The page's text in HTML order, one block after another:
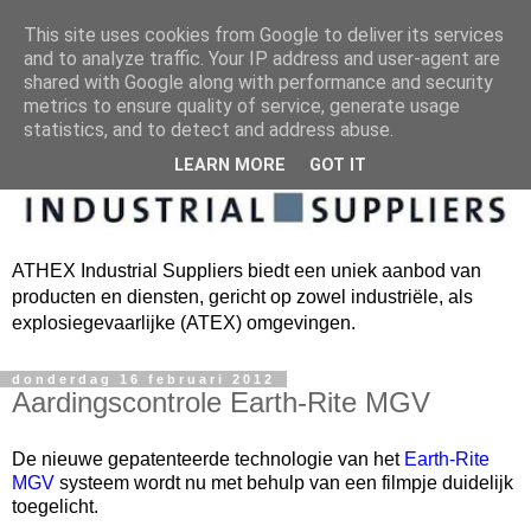
ATHEX Industrial Suppliers biedt een uniek aanbod van
producten en diensten, gericht op zowel industriële, als
explosiegevaarlijke (ATEX) omgevingen.
donderdag 16 februari 2012
Aardingscontrole Earth-Rite MGV
De nieuwe gepatenteerde technologie van het Earth-Rite
MGV systeem wordt nu met behulp van een filmpje duidelijk
toegelicht.
This site uses cookies from Google to deliver its services
and to analyze traffic. Your IP address and user-agent are
shared with Google along with performance and security
metrics to ensure quality of service, generate usage
statistics, and to detect and address abuse.
LEARN MORE GOT IT